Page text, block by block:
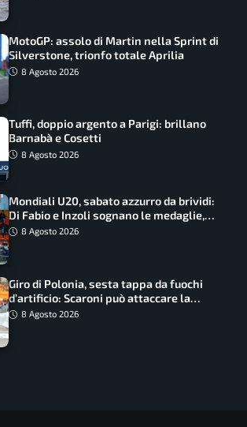
MotoGP: assolo di Martin nella Sprint di
Silverstone, trionfo totale Aprilia
8 Agosto 2026
Tuffi, doppio argento a Parigi: brillano
Barnabà e Cosetti
8 Agosto 2026
Mondiali U20, sabato azzurro da brividi:
Di Fabio e Inzoli sognano le medaglie,
Castellani e Succo in finale
8 Agosto 2026
Giro di Polonia, sesta tappa da fuochi
d’artificio: Scaroni può attaccare la
maglia di Lemmen
8 Agosto 2026